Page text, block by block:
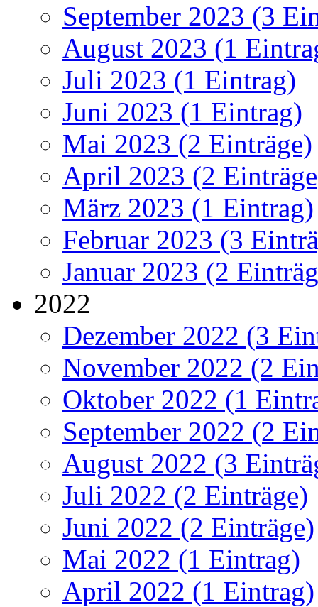
September 2023 (3
August 2023 (1
Juli 2023 (1 Eintrag)
Juni 2023 (1 Eintrag)
Mai 2023 (2 Einträge)
April 2023 (2
März 2023 (1 Eintrag)
Februar 2023 (3
Januar 2023 (2
2022
Dezember 2022 (3
November 2022 (2
Oktober 2022 (1
September 2022 (2
August 2022 (3
Juli 2022 (2 Einträge)
Juni 2022 (2 Einträge)
Mai 2022 (1 Eintrag)
April 2022 (1 Eintrag)